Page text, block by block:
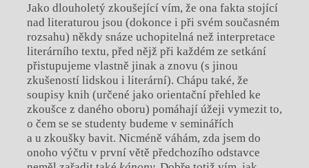
Jako dlouholetý zkoušející vím, že ona fakta stojící
nad literaturou jsou (dokonce i při svém současném
rozsahu) někdy snáze uchopitelná než interpretace
literárního textu, před nějž při každém ze setkání
přistupujeme vlastně jinak a znovu (s jinou
zkušeností lidskou i literární). Chápu také, že
soupisy knih (určené jako orientační přehled ke
zkoušce z daného oboru) pomáhají úžeji vymezit to,
o čem se se studenty budeme v seminářích
a u zkoušky bavit. Nicméně váhám, zda jsem do
onoho výčtu v první větě předchozího odstavce